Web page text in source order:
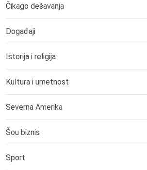
Čikago dešavanja
Događaji
Istorija i religija
Kultura i umetnost
Severna Amerika
Šou biznis
Sport